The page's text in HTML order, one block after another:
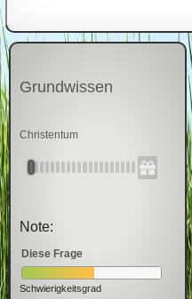
Grundwissen
Christentum
Note:
Diese Frage
Schwierigkeitsgrad